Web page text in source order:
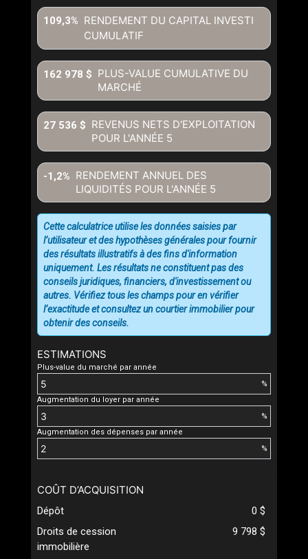
RENDEMENT DU CAPITAL INVESTI
CUMULATIF
109,3%
PLUS-VALUE CUMULATIVE DU
MARCHÉ
162 978 $
REVENUS NETS D'EXPLOITATION
POUR L'ANNÉE 5
27 536 $
RENDEMENT ANNUEL DES
LIQUIDITÉS POUR L'ANNÉE 5
-1,2%
ESTIMATIONS
Plus-value du marché par année
%
Augmentation du loyer par année
%
Augmentation des dépenses par année
%
Cette calculatrice utilise les données saisies par
l’utilisateur et des hypothèses générales pour fournir
des résultats illustratifs à des fins d'information
uniquement. Les résultats ne constituent pas des
conseils juridiques, financiers, d'investissement ou
autres. Vérifiez tous les champs pour en vérifier
l’exactitude et consultez un courtier immobilier pour
obtenir des conseils.
COÛT D’ACQUISITION
Dépôt
0 $
Droits de cession
immobilière
9 798 $